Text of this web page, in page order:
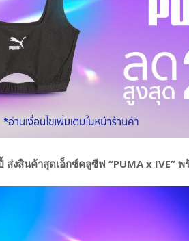
งสินค้าสุดเอ็กซ์คลูซีฟ “PUMA x IVE”